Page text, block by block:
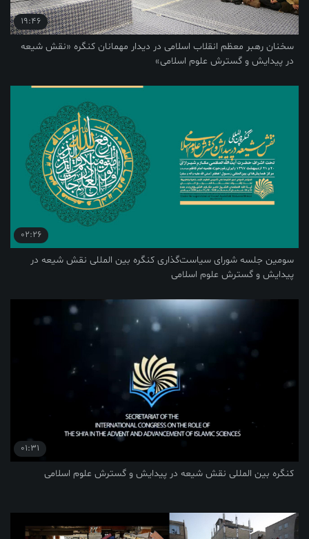
19:46
انقلاب اسلامی در دیدار مهمانان کنگره «نقش شیعه
علوم اسلامی»
سیاست‌گذاری کنگره بین المللی نقش شیعه در
علوم اسلامی
نقش شیعه در پیدایش و گسترش علوم اسلامی